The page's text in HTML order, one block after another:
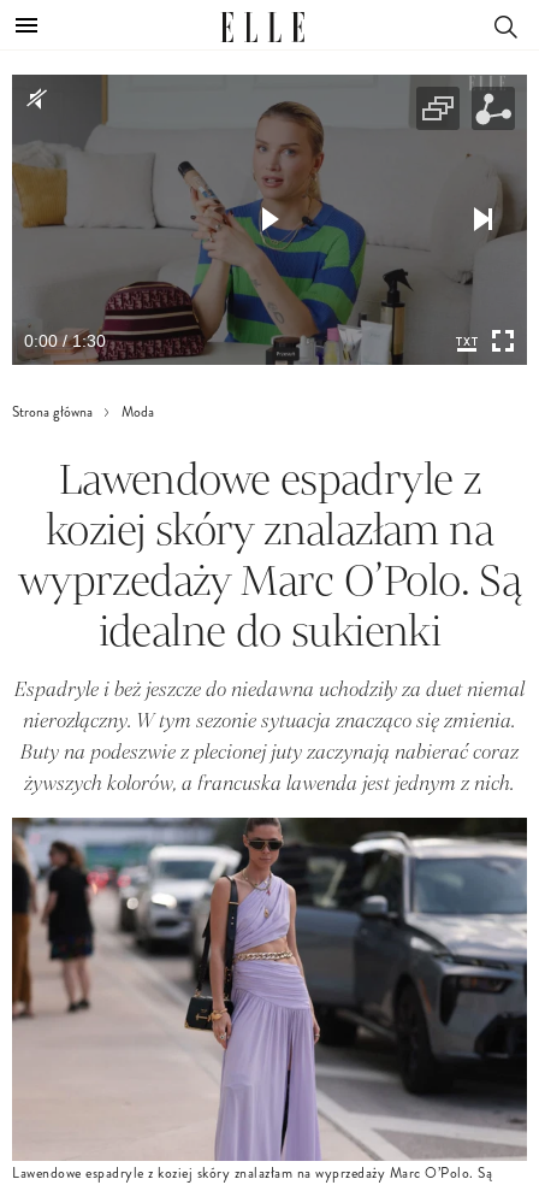
0:00 / 1:30
Strona główna Moda
Lawendowe espadryle z
koziej skóry znalazłam na
wyprzedaży Marc O’Polo. Są
idealne do sukienki
Espadryle i beż jeszcze do niedawna uchodziły za duet niemal
nierozłączny. W tym sezonie sytuacja znacząco się zmienia.
Buty na podeszwie z plecionej juty zaczynają nabierać coraz
żywszych kolorów, a francuska lawenda jest jednym z nich.
Lawendowe espadryle z koziej skóry znalazłam na wyprzedaży Marc O’Polo. Są